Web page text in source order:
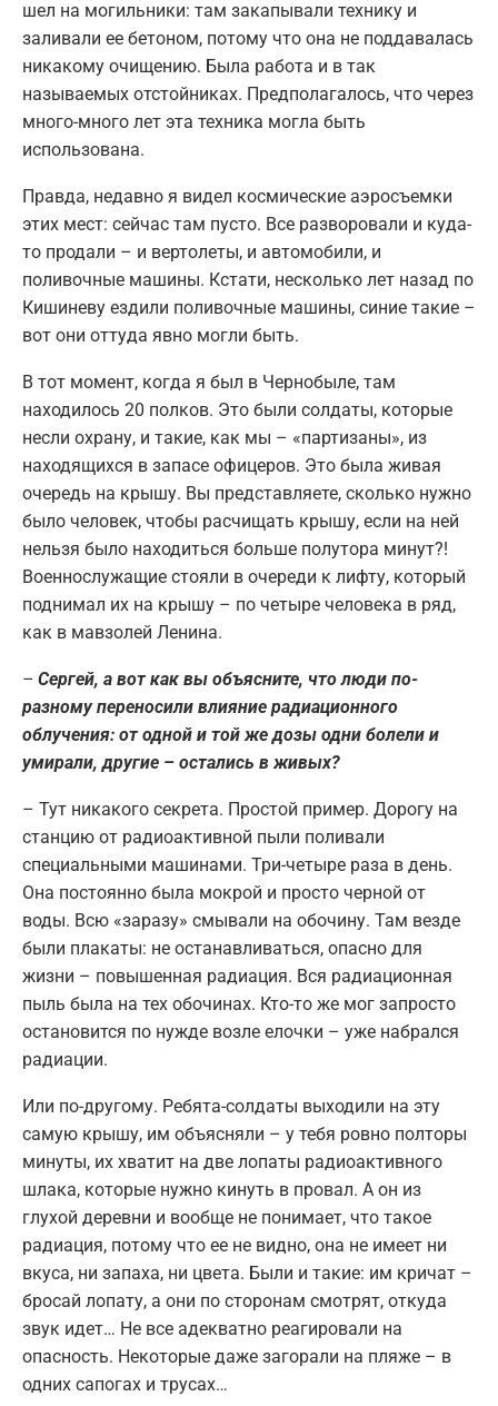
шел на могильники: там закапывали технику и
заливали ее бетоном, потому что она не поддавалась
никакому очищению. Была работа и в так
называемых отстойниках. Предполагалось, что через
много-много лет эта техника могла быть
использована.
Правда, недавно я видел космические аэросъемки
этих мест: сейчас там пусто. Все разворовали и куда-
то продали – и вертолеты, и автомобили, и
поливочные машины. Кстати, несколько лет назад по
Кишиневу ездили поливочные машины, синие такие –
вот они оттуда явно могли быть.
В тот момент, когда я был в Чернобыле, там
находилось 20 полков. Это были солдаты, которые
несли охрану, и такие, как мы – «партизаны», из
находящихся в запасе офицеров. Это была живая
очередь на крышу. Вы представляете, сколько нужно
было человек, чтобы расчищать крышу, если на ней
нельзя было находиться больше полутора минут?!
Военнослужащие стояли в очереди к лифту, который
поднимал их на крышу – по четыре человека в ряд,
как в мавзолей Ленина.
– Сергей, а вот как вы объясните, что люди по-
разному переносили влияние радиационного
облучения: от одной и той же дозы одни болели и
умирали, другие – остались в живых?
– Тут никакого секрета. Простой пример. Дорогу на
станцию от радиоактивной пыли поливали
специальными машинами. Три-четыре раза в день.
Она постоянно была мокрой и просто черной от
воды. Всю «заразу» смывали на обочину. Там везде
были плакаты: не останавливаться, опасно для
жизни – повышенная радиация. Вся радиационная
пыль была на тех обочинах. Кто-то же мог запросто
остановится по нужде возле елочки – уже набрался
радиации.
Или по-другому. Ребята-солдаты выходили на эту
самую крышу, им объясняли – у тебя ровно полторы
минуты, их хватит на две лопаты радиоактивного
шлака, которые нужно кинуть в провал. А он из
глухой деревни и вообще не понимает, что такое
радиация, потому что ее не видно, она не имеет ни
вкуса, ни запаха, ни цвета. Были и такие: им кричат –
бросай лопату, а они по сторонам смотрят, откуда
звук идет… Не все адекватно реагировали на
опасность. Некоторые даже загорали на пляже – в
одних сапогах и трусах…